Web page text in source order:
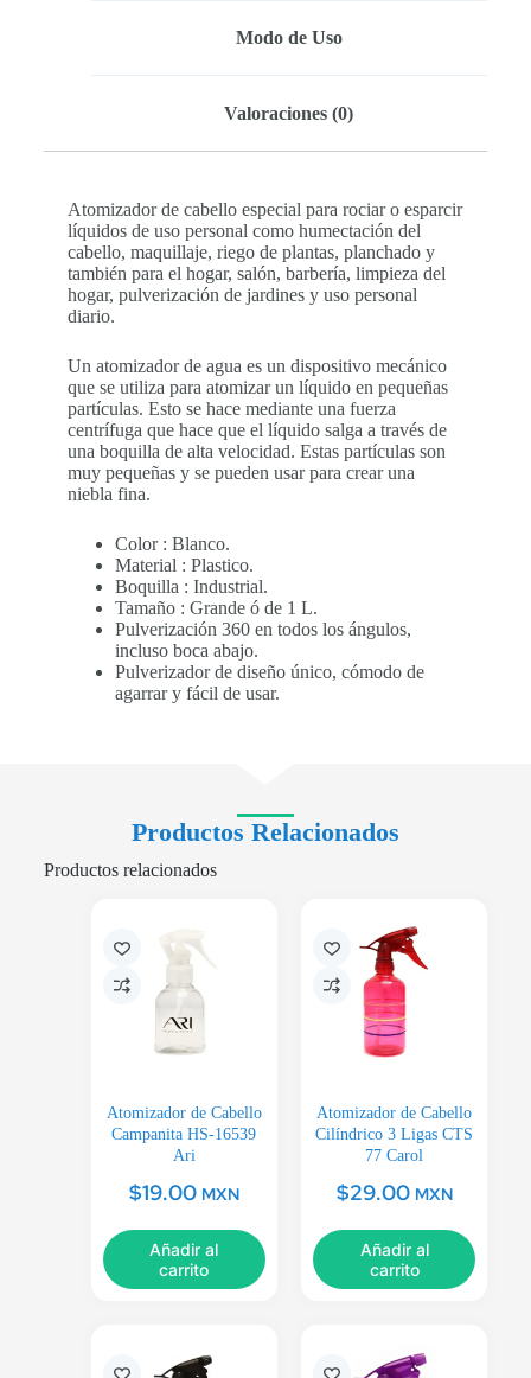
Modo de Uso
Valoraciones (0)
Atomizador de cabello especial para rociar o esparcir
líquidos de uso personal como humectación del
cabello, maquillaje, riego de plantas, planchado y
también para el hogar, salón, barbería, limpieza del
hogar, pulverización de jardines y uso personal
diario.
Un atomizador de agua es un dispositivo mecánico
que se utiliza para atomizar un líquido en pequeñas
partículas. Esto se hace mediante una fuerza
centrífuga que hace que el líquido salga a través de
una boquilla de alta velocidad. Estas partículas son
muy pequeñas y se pueden usar para crear una
niebla fina.
Color : Blanco.
Material : Plastico.
Boquilla : Industrial.
Tamaño : Grande ó de 1 L.
Pulverización 360 en todos los ángulos,
incluso boca abajo.
Pulverizador de diseño único, cómodo de
agarrar y fácil de usar.
Productos Relacionados
Productos relacionados
Atomizador de Cabello
Campanita HS-16539
Ari
$19.00 MXN
Añadir al
carrito
Atomizador de Cabello
Cilíndrico 3 Ligas CTS
77 Carol
$29.00 MXN
Añadir al
carrito